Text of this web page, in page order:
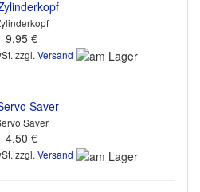
9.95 €
zzgl. Versand
Saver
4.50 €
zzgl. Versand